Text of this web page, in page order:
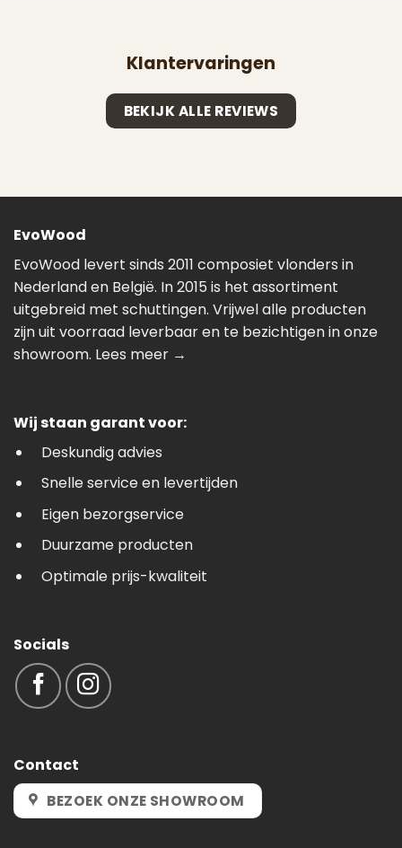
Klantervaringen
BEKIJK ALLE REVIEWS
EvoWood
EvoWood levert sinds 2011 composiet vlonders in
Nederland en België. In 2015 is het assortiment
uitgebreid met schuttingen. Vrijwel alle producten
zijn uit voorraad leverbaar en te bezichtigen in onze
showroom. Lees meer →
Wij staan garant voor:
Deskundig advies
Snelle service en levertijden
Eigen bezorgservice
Duurzame producten
Optimale prijs-kwaliteit
Socials
Contact
BEZOEK ONZE SHOWROOM